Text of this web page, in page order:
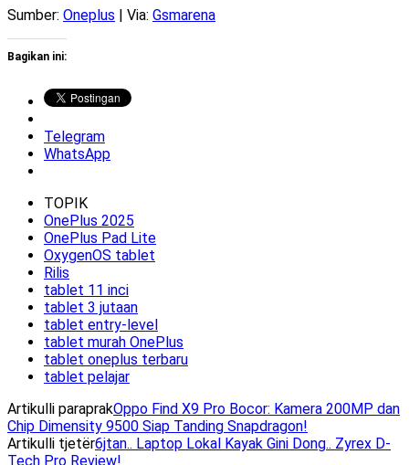
Sumber: Oneplus | Via: Gsmarena
Bagikan ini:
Telegram
WhatsApp
TOPIK
OnePlus 2025
OnePlus Pad Lite
OxygenOS tablet
Rilis
tablet 11 inci
tablet 3 jutaan
tablet entry-level
tablet murah OnePlus
tablet oneplus terbaru
tablet pelajar
Artikulli paraprakOppo Find X9 Pro Bocor: Kamera 200MP dan
Chip Dimensity 9500 Siap Tanding Snapdragon!
Artikulli tjetër6jtan.. Laptop Lokal Kayak Gini Dong.. Zyrex D-
Tech Pro Review!